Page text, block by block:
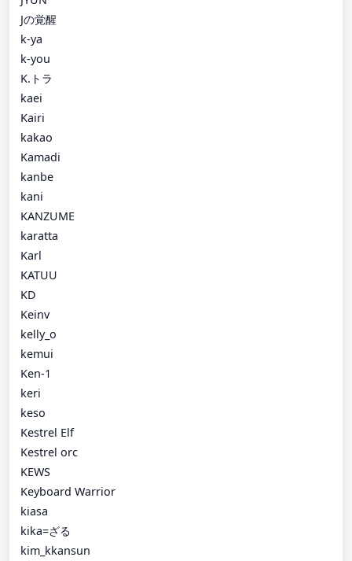
Jの覚醒
k-ya
k-you
K.トラ
kaei
Kairi
kakao
Kamadi
kanbe
kani
KANZUME
karatta
Karl
KATUU
KD
Keinv
kelly_o
kemui
Ken-1
keri
keso
Kestrel Elf
Kestrel orc
KEWS
Keyboard Warrior
kiasa
kika=ざる
kim_kkansun